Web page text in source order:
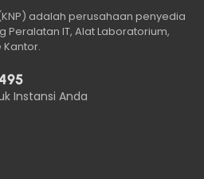
adalah perusahaan penyedia
IT, Alat Laboratorium,
Kantor.
Instansi Anda